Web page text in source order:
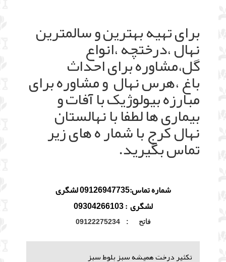
برای تهیه بهترین و سالمترین
نهال ،درختچه ،انواع
گل،مشاوره برای احداث
باغ ،هرس نهال و مشاوره برای
مبارزه بیولوژیک با آفات و
بیماری ها لطفا با نهالستان
نهال کرج با شمار ه های زیر
تماس بگیرید.
شماره تماس:09126947735 لشگری
لشگری : 09304266103
فاتح : 09122275234
تکثیر درخت همیشه سبز بلوط سبز